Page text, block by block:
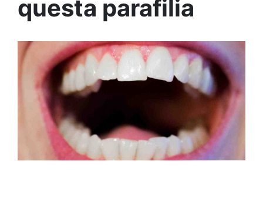
questa parafilia